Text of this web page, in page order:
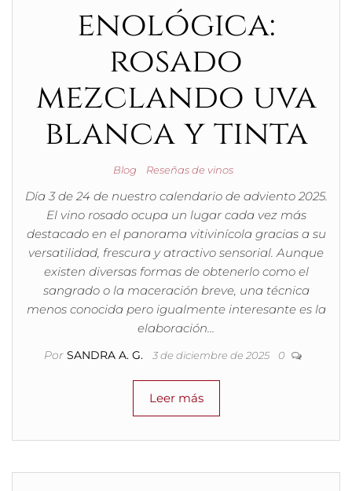
enológica:
rosado
mezclando uva
blanca y tinta
Blog Reseñas de vinos
Día 3 de 24 de nuestro calendario de adviento 2025.
El vino rosado ocupa un lugar cada vez más
destacado en el panorama vitivinícola gracias a su
versatilidad, frescura y atractivo sensorial. Aunque
existen diversas formas de obtenerlo como el
sangrado o la maceración breve, una técnica
menos conocida pero igualmente interesante es la
elaboración…
Por SANDRA A. G. 3 de diciembre de 2025 0
Leer más